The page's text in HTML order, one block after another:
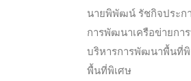
นายพิพัฒน์ รัชกิจประกา
การพัฒนาเครือข่ายกา
บริหารการพัฒนาพื้นที่พิ
พื้นที่พิเศษ